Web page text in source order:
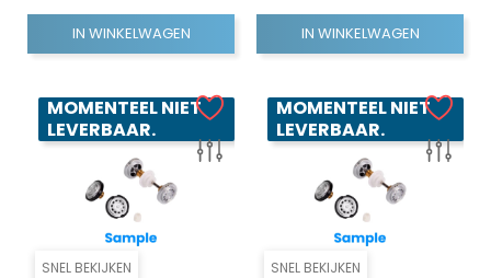
IN WINKELWAGEN IN WINKELWAGEN
SNEL BEKIJKEN
MOMENTEEL NIET
LEVERBAAR.
SNEL BEKIJKEN
MOMENTEEL NIET
LEVERBAAR.